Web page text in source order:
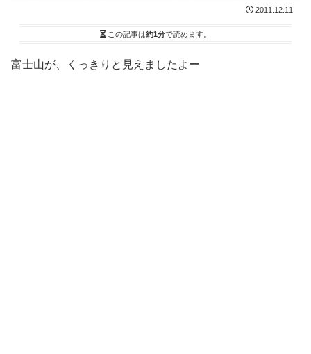
2011.12.11
この記事は約1分で読めます。
富士山が、くっきりと見えましたよー